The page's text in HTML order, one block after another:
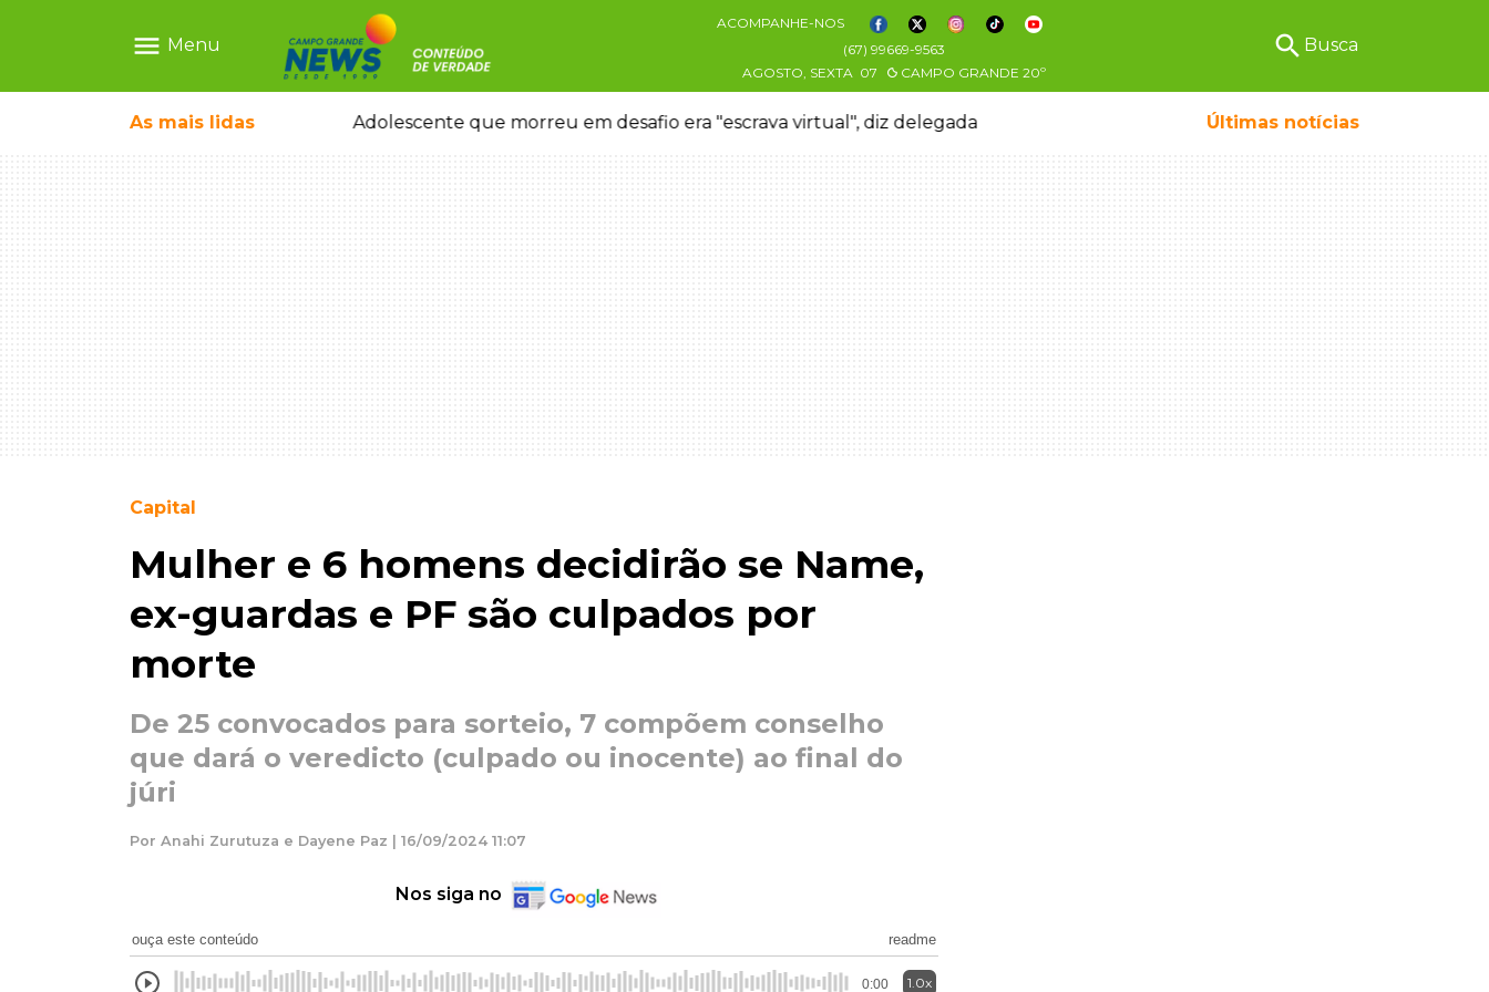
menu Menu
ACOMPANHE-NOS
(67) 99669-9563
AGOSTO, SEXTA 07 CAMPO GRANDE 20º
search Busca
As mais lidas
em caminhão estacionado Adolescente que morreu em desafio era "escrava virtual", diz delegada Últimas notícias
Capital
Mulher e 6 homens decidirão se Name,
ex-guardas e PF são culpados por
morte
De 25 convocados para sorteio, 7 compõem conselho
que dará o veredicto (culpado ou inocente) ao final do
júri
Por Anahi Zurutuza e Dayene Paz | 16/09/2024 11:07
Nos siga no
ouça este conteúdo readme
0:00 1.0x